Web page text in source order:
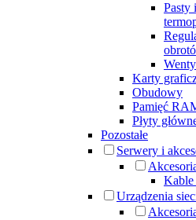
Pasty
Karty
Obudowy
Pamięć
Płyty
Pozostałe
Serwery i
Kable
Urządzenia